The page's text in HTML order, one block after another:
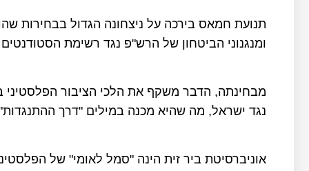
תנועת חמאס בירכה על ניצחונה הגדול בבחירות
ומנגנוני הביטחון של הרש"פ נגד רשימת
מבחינתה, הדבר משקף את הלכי הציבור הפלסטיני
נגד ישראל, מה שהיא מכנה במילים "דרך
אוניברסיטת ביר זית הינה "סמל לאומי" של